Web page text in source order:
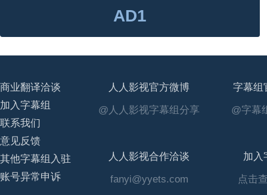
AD1
商业翻译洽谈
加入字幕组
联系我们
意见反馈
其他字幕组入驻
账号异常申诉
人人影视官方微博
@人人影视字幕组分享
字幕组
@字幕
人人影视合作洽谈
fanyi@yyets.com
加入
点击